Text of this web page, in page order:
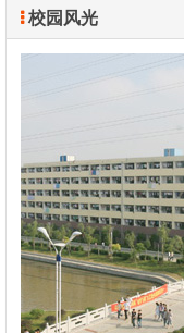
校园风光